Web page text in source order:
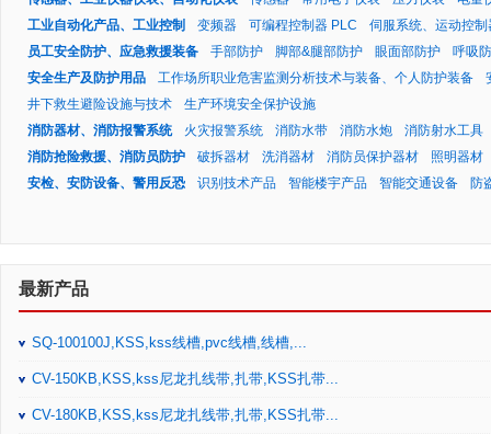
工业自动化产品、工业控制
变频器 可编程控制器 PLC
伺服系统、运动控
员工安全防护、应急救援装备
手部防护 脚部&腿部防护 眼面部防护
呼吸
安全生产及防护用品
工作场所职业危害监测分析技术与装备、个人防护装备
井下救生避险设施与技术
生产环境安全保护设施
消防器材、消防报警系统
火灾报警系统 消防水带 消防水炮
消防射水工具
消防抢险救援、消防员防护
破拆器材 洗消器材 消防员保护器材
照明器材
安检、安防设备、警用反恐
识别技术产品 智能楼宇产品 智能交通设备 防
最新产品
SQ-100100J,KSS,kss线槽,pvc线槽,线槽,...
CV-150KB,KSS,kss尼龙扎线带,扎带,KSS扎带...
CV-180KB,KSS,kss尼龙扎线带,扎带,KSS扎带...